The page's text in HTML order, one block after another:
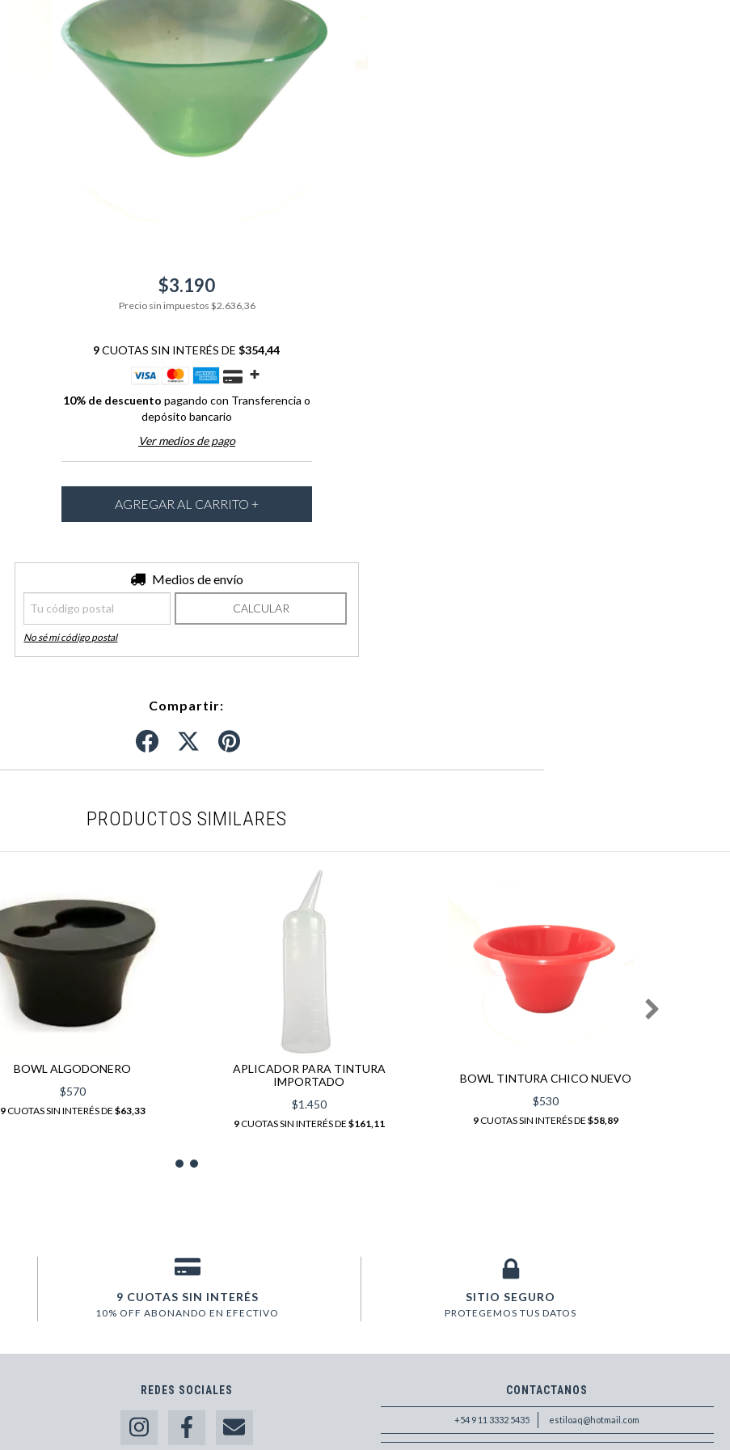
$3.190
Precio sin impuestos $2.636,36
9CUOTAS SIN INTERÉS DE$354,44
10% de descuento pagando con Transferencia o
depósito bancario
Ver medios de pago
Medios de envío
CALCULAR
No sé mi código postal
Compartir:
PRODUCTOS SIMILARES
BOWL ALGODONERO
$570
9CUOTAS SIN INTERÉS DE $63,33
APLICADOR PARA TINTURA
IMPORTADO
$1.450
9CUOTAS SIN INTERÉS DE $161,11
BOWL TINTURA CHICO NUEVO
$530
9CUOTAS SIN INTERÉS DE $58,89
9 CUOTAS SIN INTERÉS
10% OFF ABONANDO EN EFECTIVO
SITIO SEGURO
PROTEGEMOS TUS DATOS
REDES SOCIALES CONTACTANOS
+54 9 11 3332 5435 estiloaq@hotmail.com